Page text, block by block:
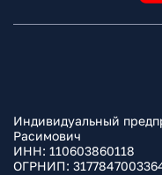
Индивидуальный
Расимович
ИНН: 110603860118
ОГРНИП: